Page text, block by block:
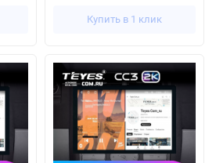
Купить в 1 клик